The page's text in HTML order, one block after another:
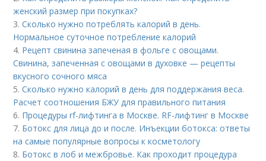
женский размер при покупках?
3.Сколько нужно потреблять калорий в день.
Нормальное суточное потребление калорий
4. Рецепт свинина запеченая в фольге с овощами.
Свинина, запеченная с овощами в духовке — рецепты
вкусного сочного мяса
5.Сколько нужно калорий в день для поддержания веса.
Расчет соотношения БЖУ для правильного питания
6. Процедуры rf-лифтинга в Москве. RF-лифтинг в Москве
7. Ботокс для лица до и после. Инъекции ботокса: ответы
на самые популярные вопросы к косметологу
8. Ботокс в лоб и межбровье. Как проходит процедура